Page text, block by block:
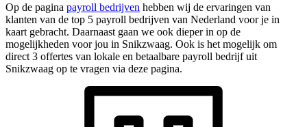
Op de pagina payroll bedrijven hebben wij de ervaringen van
klanten van de top 5 payroll bedrijven van Nederland voor je in
kaart gebracht. Daarnaast gaan we ook dieper in op de
mogelijkheden voor jou in Snikzwaag. Ook is het mogelijk om
direct 3 offertes van lokale en betaalbare payroll bedrijf uit
Snikzwaag op te vragen via deze pagina.